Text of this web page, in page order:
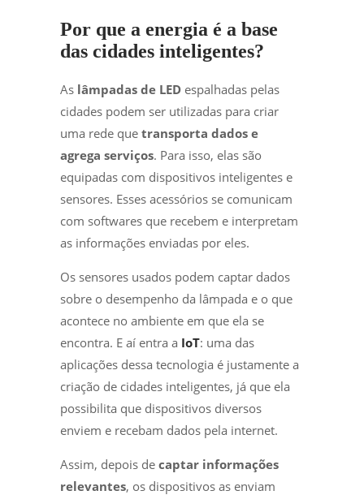
Por que a energia é a base
das cidades inteligentes?
As lâmpadas de LED espalhadas pelas
cidades podem ser utilizadas para criar
uma rede que transporta dados e
agrega serviços. Para isso, elas são
equipadas com dispositivos inteligentes e
sensores. Esses acessórios se comunicam
com softwares que recebem e interpretam
as informações enviadas por eles.
Os sensores usados podem captar dados
sobre o desempenho da lâmpada e o que
acontece no ambiente em que ela se
encontra. E aí entra a IoT: uma das
aplicações dessa tecnologia é justamente a
criação de cidades inteligentes, já que ela
possibilita que dispositivos diversos
enviem e recebam dados pela internet.
Assim, depois de captar informações
relevantes, os dispositivos as enviam